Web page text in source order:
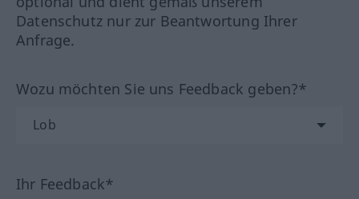
Datenschutz nur zur Beantwortung Ihrer
Anfrage.
Wozu möchten Sie uns Feedback geben?*
Ihr Feedback*